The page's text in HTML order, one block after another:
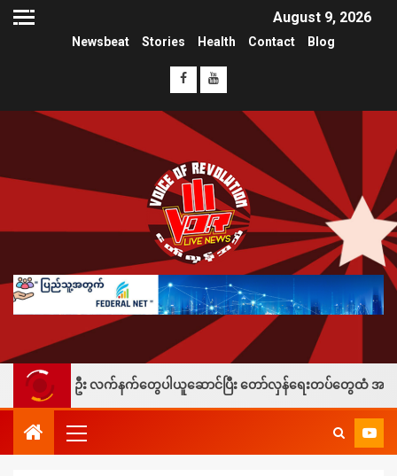
August 9, 2026
Newsbeat Stories Health Contact Blog
း လက်နက်တွေပါယူဆောင်ပြီး တော်လှန်ရေးတပ်တွေထံ အပ်နှံလို့ သိန်းတစ်ရ